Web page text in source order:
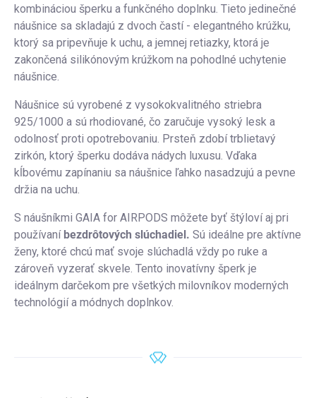
kombináciou šperku a funkčného doplnku. Tieto jedinečné
náušnice sa skladajú z dvoch častí - elegantného krúžku,
ktorý sa pripevňuje k uchu, a jemnej retiazky, ktorá je
zakončená silikónovým krúžkom na pohodlné uchytenie
náušnice.
Náušnice sú vyrobené z vysokokvalitného striebra
925/1000 a sú rhodiované, čo zaručuje vysoký lesk a
odolnosť proti opotrebovaniu. Prsteň zdobí trblietavý
zirkón, ktorý šperku dodáva nádych luxusu. Vďaka
kĺbovému zapínaniu sa náušnice ľahko nasadzujú a pevne
držia na uchu.
S náušníkmi GAIA for AIRPODS môžete byť štýloví aj pri
používaní bezdrôtových slúchadiel. Sú ideálne pre aktívne
ženy, ktoré chcú mať svoje slúchadlá vždy po ruke a
zároveň vyzerať skvele. Tento inovatívny šperk je
ideálnym darčekom pre všetkých milovníkov moderných
technológií a módnych doplnkov.